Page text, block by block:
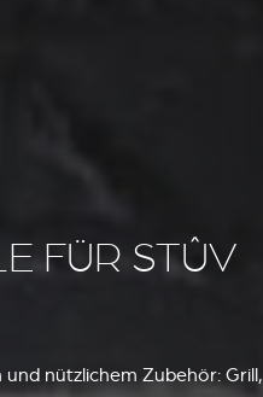
FÜR STÛV
nützlichem Zubehör: Grill,